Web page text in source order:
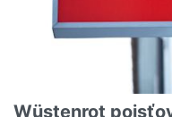
Wüstenrot